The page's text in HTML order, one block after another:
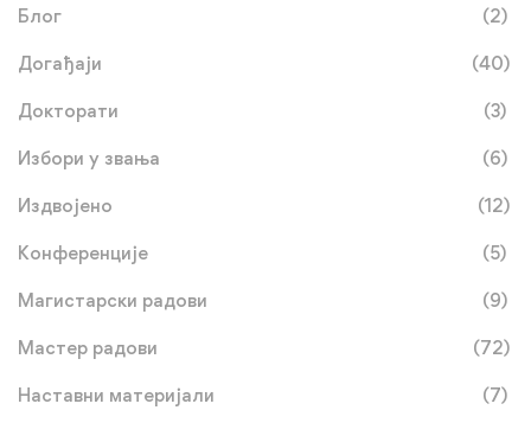
Блог (2)
Догађаји (40)
Докторати (3)
Избори у звања (6)
Издвојено (12)
Конференције (5)
Магистарски радови (9)
Мастер радови (72)
Наставни материјали (7)